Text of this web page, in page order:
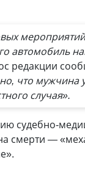
автомобиль
редакции
что мужчина
случая».
судебно-
смерти —